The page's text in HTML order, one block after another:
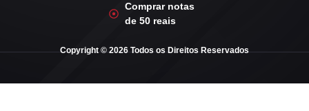
Comprar notas
de 50 reais
Copyright © 2026 Todos os Direitos Reservados